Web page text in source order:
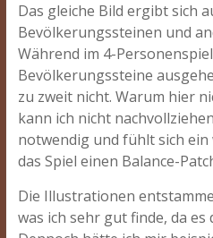
Das gleiche Bild ergibt sich
Bevölkerungssteinen und
Während im 4-
Bevölkerungssteine
zu zweit nicht. Warum hier
kann ich nicht
notwendig und fühlt sich
das Spiel einen Balance-
Die Illustrationen
was ich sehr gut finde, da